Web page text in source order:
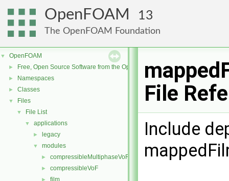
OpenFOAM 13
The OpenFOAM Foundation
▼ OpenFOAM
► Free, Open Source Software from the OpenFOAM Foundation
► Namespaces
► Classes
▼ Files
▼ File List
▼ applications
► legacy
▼ modules
► compressibleMultiphaseVoF
► compressibleVoF
film
File
Include